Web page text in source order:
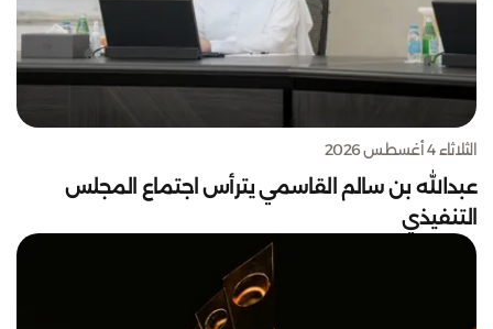
الثلاثاء 4 أغسطس 2026
عبدالله بن سالم القاسمي يترأس اجتماع المجلس
التنفيذي